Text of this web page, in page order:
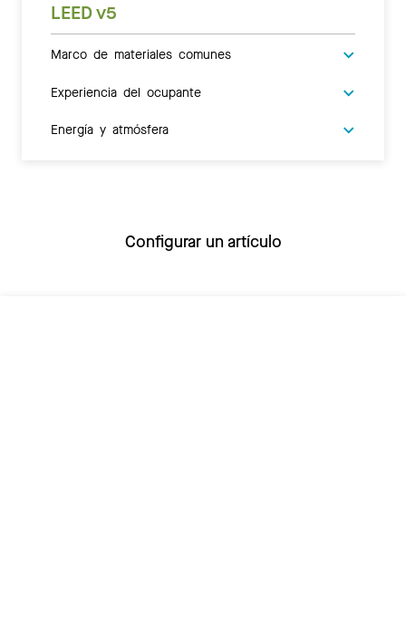
LEED v5
Marco de materiales comunes
Experiencia del ocupante
Energía y atmósfera
Configurar un artículo